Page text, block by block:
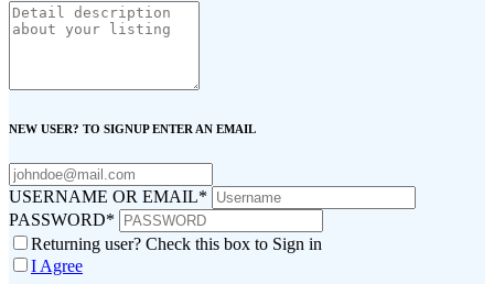
NEW USER? TO SIGNUP ENTER AN EMAIL
USERNAME OR EMAIL*
PASSWORD*
Returning user? Check this box to Sign in
I Agree